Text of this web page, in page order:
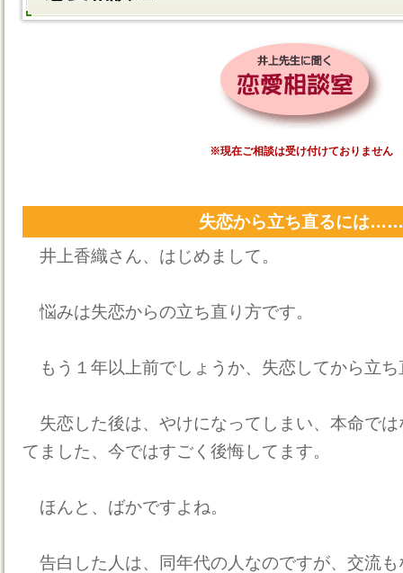
※現在ご相談は受け付けておりません
失恋から立ち直るには……
井上香織さん、はじめまして。
悩みは失恋からの立ち直り方です。
もう１年以上前でしょうか、失恋してから立ち
失恋した後は、やけになってしまい、本命で
てました、今ではすごく後悔してます。
ほんと、ばかですよね。
告白した人は、同年代の人なのですが、交流